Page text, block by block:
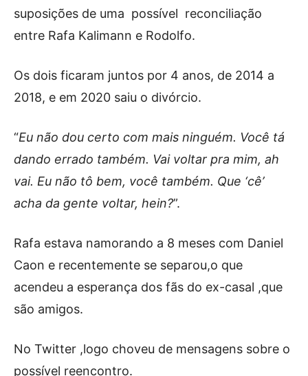
suposições de uma possível reconciliação
entre Rafa Kalimann e Rodolfo.
Os dois ficaram juntos por 4 anos, de 2014 a
2018, e em 2020 saiu o divórcio.
“Eu não dou certo com mais ninguém. Você tá
dando errado também. Vai voltar pra mim, ah
vai. Eu não tô bem, você também. Que ‘cê’
acha da gente voltar, hein?”.
Rafa estava namorando a 8 meses com Daniel
Caon e recentemente se separou,o que
acendeu a esperança dos fãs do ex-casal ,que
são amigos.
No Twitter ,logo choveu de mensagens sobre o
possível reencontro.